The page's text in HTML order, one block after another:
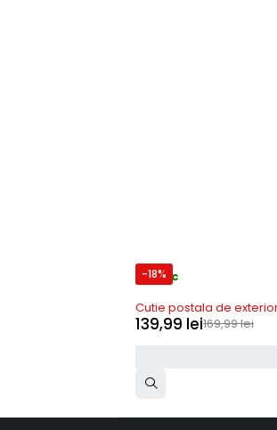
-18%
In stoc
Cutie postala de
169,99lei
139,99 lei